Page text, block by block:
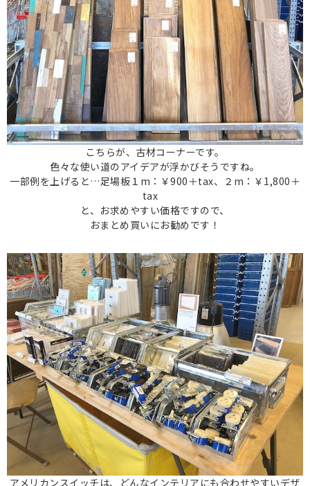
こちらが、古材コーナーです。
色々な使い道のアイデアが浮かびそうですね。
一部例を上げると…足場板１m：￥900＋tax、２m：￥1,800＋
tax
と、お求めやすい価格ですので、
おまとめ買いにお勧めです！
アメリカンスイッチは、どんなインテリアにも合わせやすいデザ